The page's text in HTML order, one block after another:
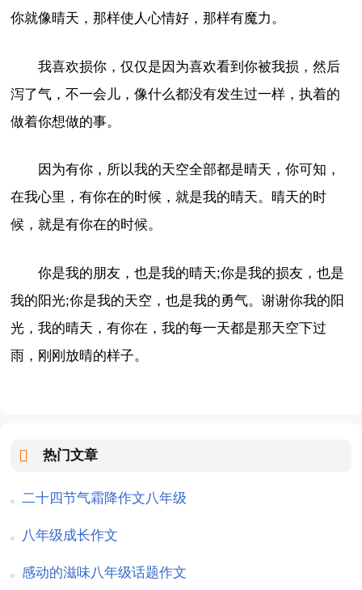
你就像晴天，那样使人心情好，那样有魔力。
我喜欢损你，仅仅是因为喜欢看到你被我损，然后
泻了气，不一会儿，像什么都没有发生过一样，执着的
做着你想做的事。
因为有你，所以我的天空全部都是晴天，你可知，
在我心里，有你在的时候，就是我的晴天。晴天的时
候，就是有你在的时候。
你是我的朋友，也是我的晴天;你是我的损友，也是
我的阳光;你是我的天空，也是我的勇气。谢谢你我的阳
光，我的晴天，有你在，我的每一天都是那天空下过
雨，刚刚放晴的样子。
热门文章
二十四节气霜降作文八年级
八年级成长作文
感动的滋味八年级话题作文